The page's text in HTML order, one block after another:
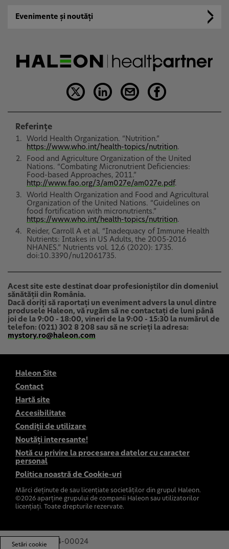
Evenimente și noutăți
Referințe
World Health Organization. “Nutrition.”
https://www.who.int/health-topics/nutrition.
Food and Agriculture Organization of the United
Nations. “Combating Micronutrient Deficiencies:
Food-based Approaches, 2011.”
http://www.fao.org/3/am027e/am027e.pdf.
World Health Organization and Food and Agricultural
Organization of the United Nations. “Guidelines on
food fortification with micronutrients.”
https://www.who.int/health-topics/nutrition.
Reider, Carroll A et al. “Inadequacy of Immune Health
Nutrients: Intakes in US Adults, the 2005-2016
NHANES.” Nutrients vol. 12,6 (2020): 1735.
doi:10.3390/nu12061735.
Acest site este destinat doar profesioniştilor din domeniul
sănătăţii din România.
Dacă doriți să raportați un eveniment advers la unul dintre
produsele Haleon, vă rugăm să ne contactați de luni până
joi de la 9:00 - 18:00, vineri de la 9:00 - 15:30 la numărul de
telefon: (021) 302 8 208 sau să ne scrieți la adresa:
mystory.ro@haleon.com
Haleon Site
Contact
Hartă site
Accesibilitate
Condiții de utilizare
Noutăţi interesante!
Notă cu privire la procesarea datelor cu caracter
personal
Politica noastră de Cookie-uri
Mărci deținute de sau licențiate societăților din grupul Haleon.
©2026 aparține grupului de companii Haleon sau utilizatorilor
licențiați. Toate drepturile rezervate.
PM-RO-CNT-24-00024
Setări cookie